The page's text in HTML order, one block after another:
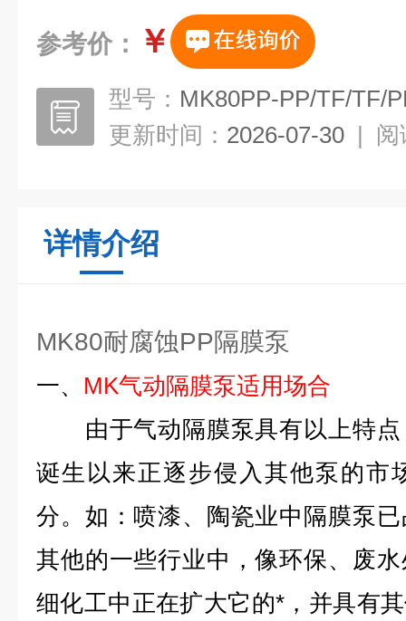
参考价： ￥
型号： MK80PP-PP/TF/TF/
更新时间： 2026-07-30 | 阅
详情介绍
MK80耐腐蚀PP隔膜泵
一、 MK气动隔膜泵适用场合
由于气动隔膜泵具有以上特点
诞生以来正逐步侵入其他泵的市
分。如：喷漆、陶瓷业中隔膜泵
其他的一些行业中，像环保、废
细化工中正在扩大它的*，并具有